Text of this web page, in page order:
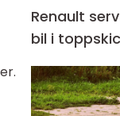
Renault
bil i